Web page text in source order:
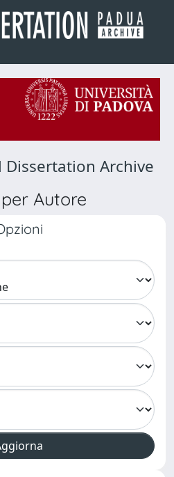
Dissertation Archive
Autore